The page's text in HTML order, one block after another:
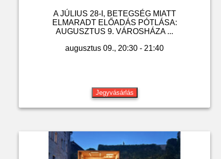
A JÚLIUS 28-I, BETEGSÉG MIATT
ELMARADT ELŐADÁS PÓTLÁSA:
AUGUSZTUS 9. VÁROSHÁZA ...
augusztus 09., 20:30 - 21:40
Jegyvásárlás